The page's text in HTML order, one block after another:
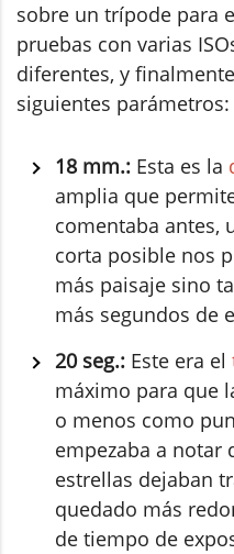
sobre un trípode para
pruebas con varias
diferentes, y
siguientes parámetros:
18 mm.: Esta es la
amplia que
comentaba antes,
corta posible nos
más paisaje sino
más segundos de
20 seg.: Este era el
máximo para que
o menos como
empezaba a notar
estrellas dejaban
quedado más
de tiempo de